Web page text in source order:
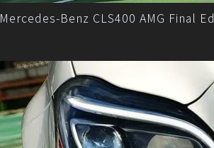
Mercedes-Benz CLS400 AMG Final